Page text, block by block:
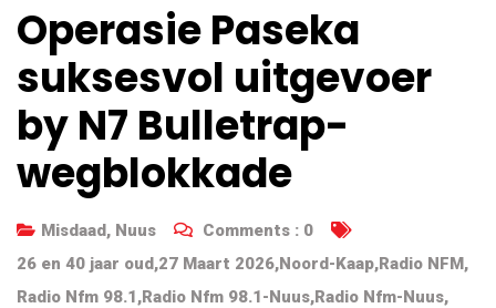
Operasie Paseka
suksesvol uitgevoer
by N7 Bulletrap-
wegblokkade
Misdaad, Nuus Comments : 0
26 en 40 jaar oud,27 Maart 2026,Noord-Kaap,Radio NFM,
Radio Nfm 98.1,Radio Nfm 98.1-Nuus,Radio Nfm-Nuus,